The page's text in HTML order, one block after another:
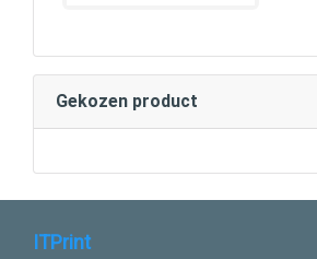
Gekozen product
ITPrint